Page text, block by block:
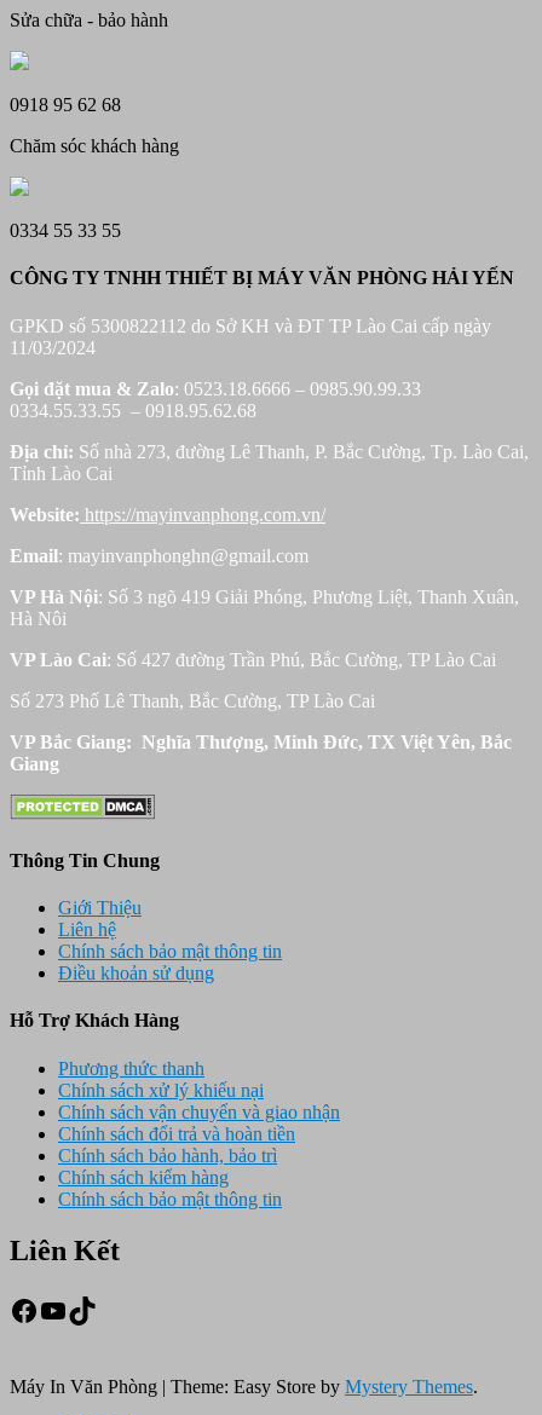
Sửa chữa - bảo hành
0918 95 62 68
Chăm sóc khách hàng
0334 55 33 55
CÔNG TY TNHH THIẾT BỊ MÁY VĂN PHÒNG HẢI YẾN
GPKD số 5300822112 do Sở KH và ĐT TP Lào Cai cấp ngày
11/03/2024
Gọi đặt mua & Zalo: 0523.18.6666 – 0985.90.99.33
0334.55.33.55 – 0918.95.62.68
Địa chỉ: Số nhà 273, đường Lê Thanh, P. Bắc Cường, Tp. Lào Cai,
Tỉnh Lào Cai
Website: https://mayinvanphong.com.vn/
Email: mayinvanphonghn@gmail.com
VP Hà Nội: Số 3 ngõ 419 Giải Phóng, Phương Liệt, Thanh Xuân,
Hà Nôi
VP Lào Cai: Số 427 đường Trần Phú, Bắc Cường, TP Lào Cai
Số 273 Phố Lê Thanh, Bắc Cường, TP Lào Cai
VP Bắc Giang: Nghĩa Thượng, Minh Đức, TX Việt Yên, Bắc
Giang
Thông Tin Chung
Giới Thiệu
Liên hệ
Chính sách bảo mật thông tin
Điều khoản sử dụng
Hỗ Trợ Khách Hàng
Phương thức thanh
Chính sách xử lý khiếu nại
Chính sách vận chuyển và giao nhận
Chính sách đổi trả và hoàn tiền
Chính sách bảo hành, bảo trì
Chính sách kiểm hàng
Chính sách bảo mật thông tin
Liên Kết
Facebook
Youtube
TikTok
Máy In Văn Phòng | Theme: Easy Store by Mystery Themes.